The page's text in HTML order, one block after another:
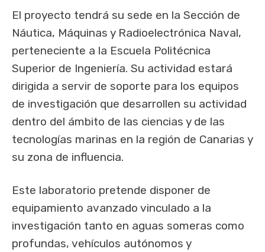
El proyecto tendrá su sede en la Sección de
Náutica, Máquinas y Radioelectrónica Naval,
perteneciente a la Escuela Politécnica
Superior de Ingeniería. Su actividad estará
dirigida a servir de soporte para los equipos
de investigación que desarrollen su actividad
dentro del ámbito de las ciencias y de las
tecnologías marinas en la región de Canarias y
su zona de influencia.
Este laboratorio pretende disponer de
equipamiento avanzado vinculado a la
investigación tanto en aguas someras como
profundas, vehículos autónomos y